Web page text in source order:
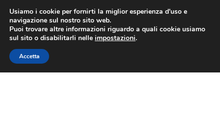
CONSEGNA da 7 EUR
Lun-Ven 9:00 - 16:00/800 580 290
Vai
alla
navigazione
Vai
al
contenuto
Usiamo i cookie per fornirti la miglior esperienza d'uso e
navigazione sul nostro sito web.
Puoi trovare altre informazioni riguardo a quali cookie usiamo
sul sito o disabilitarli nelle impostazioni.
Accetta